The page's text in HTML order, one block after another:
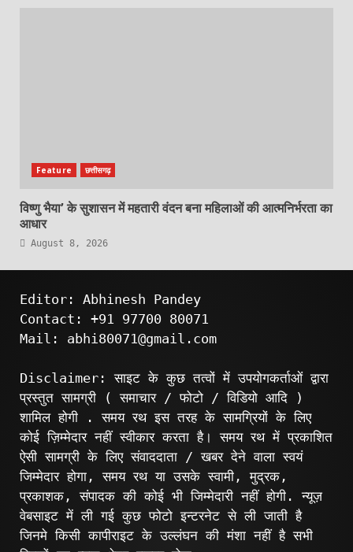
Feature छत्तीसगढ़
विष्णु भैया’ के सुशासन में महतारी वंदन बना महिलाओं की आत्मनिर्भरता का
आधार
August 8, 2026
Editor: Abhinesh Pandey
Contact: +91 97700 80071
Mail: abhi80071@gmail.com
Disclaimer: साइट के कुछ तत्वों में उपयोगकर्ताओं द्वारा
प्रस्तुत सामग्री ( समाचार / फोटो / विडियो आदि )
शामिल होगी . समय रथ इस तरह के सामग्रियों के लिए
कोई ज़िम्मेदार नहीं स्वीकार करता है। समय रथ में प्रकाशित
ऐसी सामग्री के लिए संवाददाता / खबर देने वाला स्वयं
जिम्मेदार होगा, समय रथ या उसके स्वामी, मुद्रक,
प्रकाशक, संपादक की कोई भी जिम्मेदारी नहीं होगी. न्यूज़
वेबसाइट में ली गई कुछ फोटो इन्टरनेट से ली जाती है
जिनमे किसी कापीराइट के उल्लंघन की मंशा नहीं है सभी